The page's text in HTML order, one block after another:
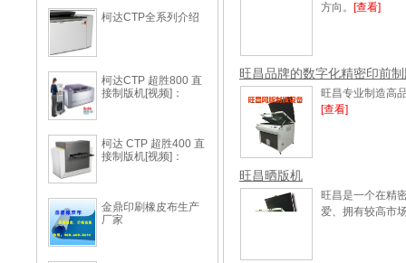
柯达CTP全系列介绍
柯达CTP 超胜800 直
接制版机[视频]：
柯达 CTP 超胜400 直
接制版机[视频]：
金鼎印刷橡皮布生产
厂家
方向。 [查看]
旺昌品牌的数字化精密印前
旺昌专业制造高
[查看]
旺昌晒版机
旺昌是一个在精
爱、拥有较高市